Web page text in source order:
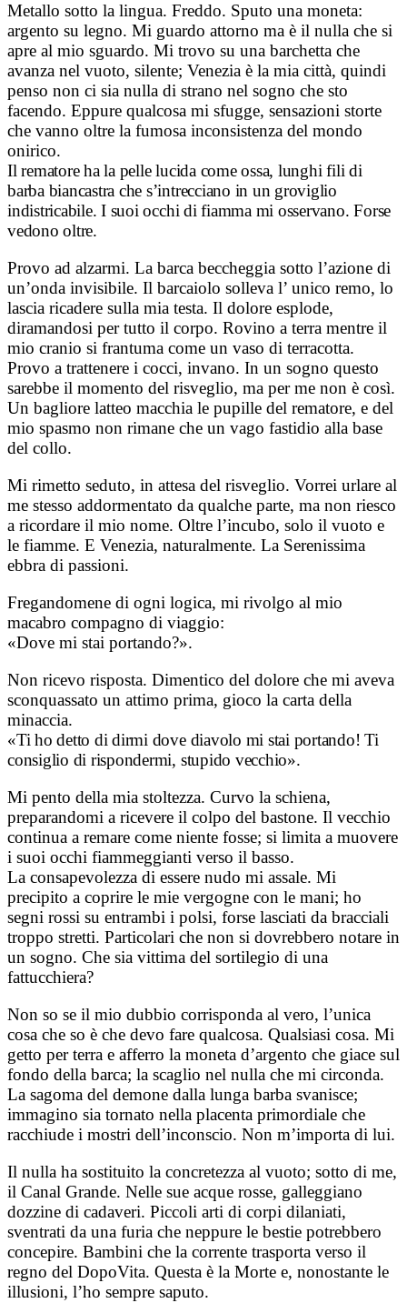
Metallo sotto la lingua. Freddo. Sputo una moneta:
argento su legno. Mi guardo attorno ma è il nulla che si
apre al mio sguardo. Mi trovo su una barchetta che
avanza nel vuoto, silente; Venezia è la mia città, quindi
penso non ci sia nulla di strano nel sogno che sto
facendo. Eppure qualcosa mi sfugge, sensazioni storte
che vanno oltre la fumosa inconsistenza del mondo
onirico.
Il rematore ha la pelle lucida come ossa, lunghi fili di
barba biancastra che s’intrecciano in un groviglio
indistricabile. I suoi occhi di fiamma mi osservano. Forse
vedono oltre.
Provo ad alzarmi. La barca beccheggia sotto l’azione di
un’onda invisibile. Il barcaiolo solleva l’ unico remo, lo
lascia ricadere sulla mia testa. Il dolore esplode,
diramandosi per tutto il corpo. Rovino a terra mentre il
mio cranio si frantuma come un vaso di terracotta.
Provo a trattenere i cocci, invano. In un sogno questo
sarebbe il momento del risveglio, ma per me non è così.
Un bagliore latteo macchia le pupille del rematore, e del
mio spasmo non rimane che un vago fastidio alla base
del collo.
Mi rimetto seduto, in attesa del risveglio. Vorrei urlare al
me stesso addormentato da qualche parte, ma non riesco
a ricordare il mio nome. Oltre l’incubo, solo il vuoto e
le fiamme. E Venezia, naturalmente. La Serenissima
ebbra di passioni.
Fregandomene di ogni logica, mi rivolgo al mio
macabro compagno di viaggio:
«Dove mi stai portando?».
Non ricevo risposta. Dimentico del dolore che mi aveva
sconquassato un attimo prima, gioco la carta della
minaccia.
«Ti ho detto di dirmi dove diavolo mi stai portando! Ti
consiglio di rispondermi, stupido vecchio».
Mi pento della mia stoltezza. Curvo la schiena,
preparandomi a ricevere il colpo del bastone. Il vecchio
continua a remare come niente fosse; si limita a muovere
i suoi occhi fiammeggianti verso il basso.
La consapevolezza di essere nudo mi assale. Mi
precipito a coprire le mie vergogne con le mani; ho
segni rossi su entrambi i polsi, forse lasciati da bracciali
troppo stretti. Particolari che non si dovrebbero notare in
un sogno. Che sia vittima del sortilegio di una
fattucchiera?
Non so se il mio dubbio corrisponda al vero, l’unica
cosa che so è che devo fare qualcosa. Qualsiasi cosa. Mi
getto per terra e afferro la moneta d’argento che giace sul
fondo della barca; la scaglio nel nulla che mi circonda.
La sagoma del demone dalla lunga barba svanisce;
immagino sia tornato nella placenta primordiale che
racchiude i mostri dell’inconscio. Non m’importa di lui.
Il nulla ha sostituito la concretezza al vuoto; sotto di me,
il Canal Grande. Nelle sue acque rosse, galleggiano
dozzine di cadaveri. Piccoli arti di corpi dilaniati,
sventrati da una furia che neppure le bestie potrebbero
concepire. Bambini che la corrente trasporta verso il
regno del DopoVita. Questa è la Morte e, nonostante le
illusioni, l’ho sempre saputo.